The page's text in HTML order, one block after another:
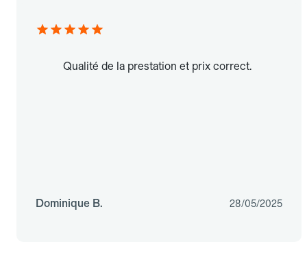
Qualité de la prestation et prix correct.
Dominique B. 28/05/2025